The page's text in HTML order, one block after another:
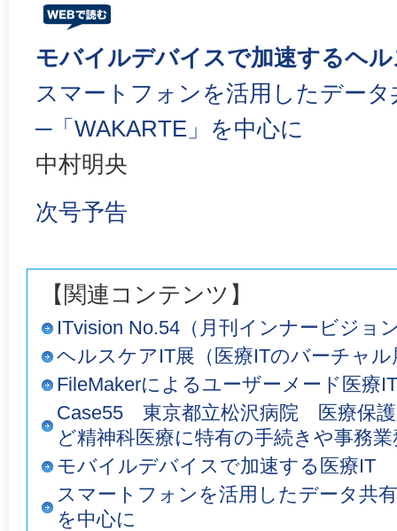
モバイルデバイスで加速するヘ
スマートフォンを活用したデー
─「WAKARTE」を中心に
中村明央
次号予告
【関連コンテンツ】
ITvision No.54（月刊インナービジョ
ヘルスケアIT展（医療ITのバーチャル
FileMakerによるユーザーメード医療
Case55 東京都立松沢病院 医療保護
ど精神科医療に特有の手続きや事務
モバイルデバイスで加速する医療IT
スマートフォンを活用したデータ共
を中心に